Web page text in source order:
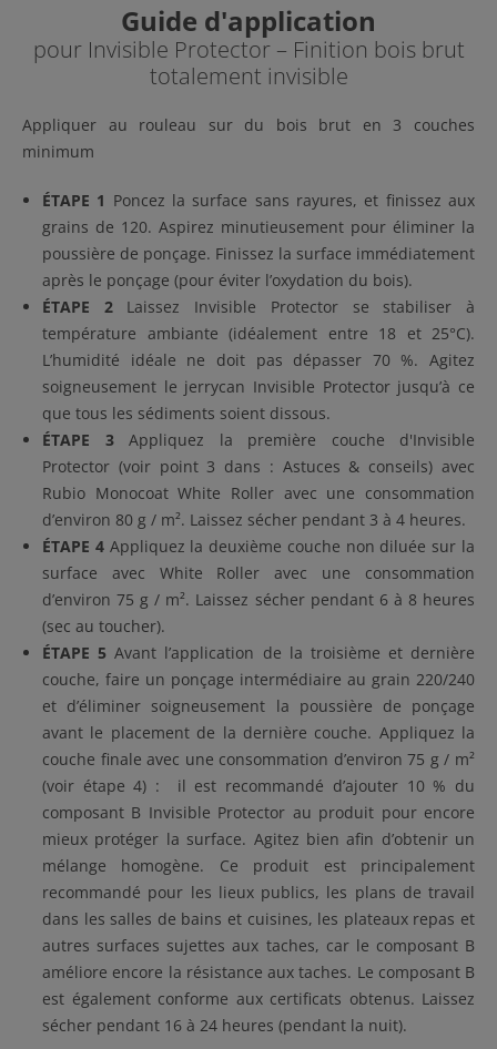
Guide d'application
pour Invisible Protector – Finition bois brut
totalement invisible
Appliquer au rouleau sur du bois brut en 3 couches
minimum
ÉTAPE 1 Poncez la surface sans rayures, et finissez aux
grains de 120. Aspirez minutieusement pour éliminer la
poussière de ponçage. Finissez la surface immédiatement
après le ponçage (pour éviter l’oxydation du bois).
ÉTAPE 2Laissez Invisible Protector se stabiliser à
température ambiante (idéalement entre 18 et 25°C).
L’humidité idéale ne doit pas dépasser 70 %. Agitez
soigneusement le jerrycan Invisible Protector jusqu’à ce
que tous les sédiments soient dissous.
ÉTAPE 3Appliquez la première couche d'Invisible
Protector (voir point 3 dans : Astuces & conseils) avec
Rubio Monocoat White Roller avec une consommation
d’environ 80 g / m². Laissez sécher pendant 3 à 4 heures.
ÉTAPE 4Appliquez la deuxième couche non diluée sur la
surface avec White Roller avec une consommation
d’environ 75 g / m². Laissez sécher pendant 6 à 8 heures
(sec au toucher).
ÉTAPE 5 Avant l’application de la troisième et dernière
couche, faire un ponçage intermédiaire au grain 220/240
et d’éliminer soigneusement la poussière de ponçage
avant le placement de la dernière couche. Appliquez la
couche finale avec une consommation d’environ 75 g / m²
(voir étape 4) : il est recommandé d’ajouter 10 % du
composant B Invisible Protector au produit pour encore
mieux protéger la surface. Agitez bien afin d’obtenir un
mélange homogène. Ce produit est principalement
recommandé pour les lieux publics, les plans de travail
dans les salles de bains et cuisines, les plateaux repas et
autres surfaces sujettes aux taches, car le composant B
améliore encore la résistance aux taches. Le composant B
est également conforme aux certificats obtenus. Laissez
sécher pendant 16 à 24 heures (pendant la nuit).